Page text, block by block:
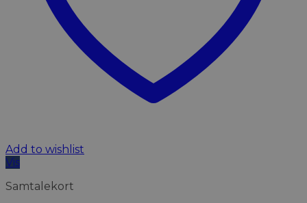
Add to wishlist
Vis
Samtalekort